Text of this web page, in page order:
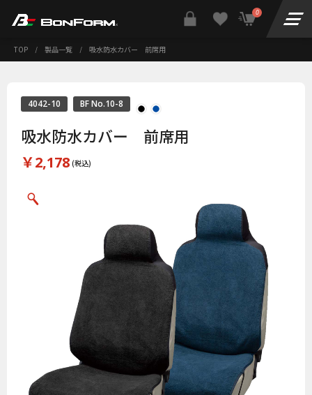
0
TOP / 製品一覧 / 吸水防水カバー 前席用
4042-10 BF No.10-8
吸水防水カバー 前席用
￥2,178 (税込)